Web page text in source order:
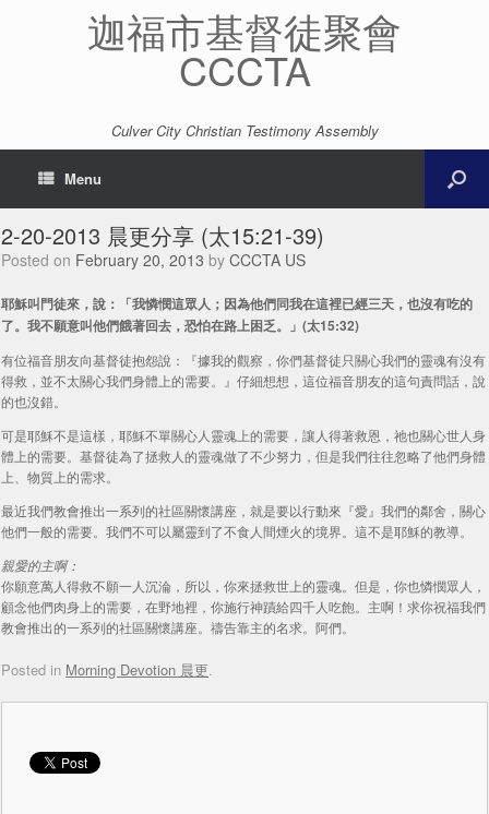
迦福市基督徒聚會
CCCTA
Culver City Christian Testimony Assembly
Menu
2-20-2013 晨更分享 (太15:21-39)
Posted on February 20, 2013 by CCCTA US
耶穌叫門徒來，說：「我憐憫這眾人；因為他們同我在這裡已經三天，也沒有吃的
了。我不願意叫他們餓著回去，恐怕在路上困乏。」(太15:32)
有位福音朋友向基督徒抱怨說：『據我的觀察，你們基督徒只關心我們的靈魂有沒有
得救，並不太關心我們身體上的需要。』仔細想想，這位福音朋友的這句責問話，說
的也沒錯。
可是耶穌不是這樣，耶穌不單關心人靈魂上的需要，讓人得著救恩，祂也關心世人身
體上的需要。基督徒為了拯救人的靈魂做了不少努力，但是我們往往忽略了他們身體
上、物質上的需求。
最近我們教會推出一系列的社區關懷講座，就是要以行動來『愛』我們的鄰舍，關心
他們一般的需要。我們不可以屬靈到了不食人間煙火的境界。這不是耶穌的教導。
親愛的主啊：
你願意萬人得救不願一人沉淪，所以，你來拯救世上的靈魂。但是，你也憐憫眾人，
顧念他們肉身上的需要，在野地裡，你施行神蹟給四千人吃飽。主啊！求你祝福我們
教會推出的一系列的社區關懷講座。禱告靠主的名求。阿們。
Posted in Morning Devotion 晨更.